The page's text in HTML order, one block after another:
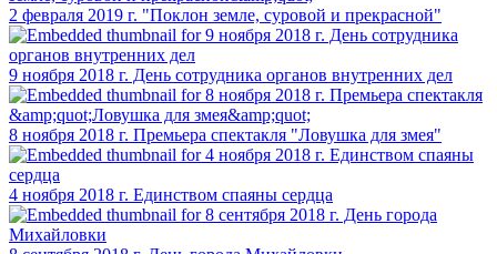
2 февраля 2019 г. "Поклон земле, суровой и прекрасной"
9 ноября 2018 г. День сотрудника органов внутренних дел
8 ноября 2018 г. Премьера спектакля "Ловушка для змея"
4 ноября 2018 г. Единством спаяны сердца